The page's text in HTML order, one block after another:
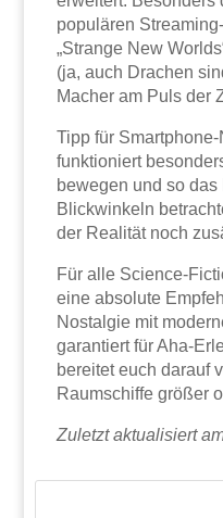
populären
„Strange New
(ja, auch Drachen
Macher am Puls der
Tipp für
funktioniert
bewegen und so
Blickwinkeln
der Realität noch
Für alle Science-
eine absolute
Nostalgie mit
garantiert für Aha-
bereitet euch darauf
Raumschiffe größer
Zuletzt aktualisiert